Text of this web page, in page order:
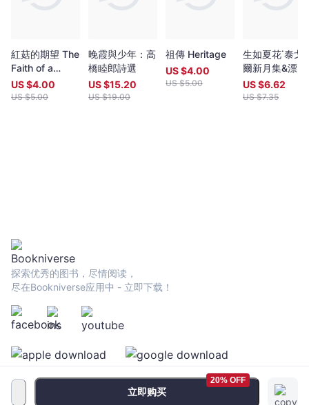
紅菇的期望 The
Faith of a
Mushroom
US $4.00
US $5.00
晚霞與少年：高
橋睦郎詩選
US $15.20
US $19.00
祖傳 Heritage
US $4.00
US $5.00
生如夏花˙泰戈
爾新月集&漂鳥
集【中英對照|
絕美精裝版】
US $6.62
US $7.35
立即购买
20% OFF
探索优秀的图书，尽情阅读，
尽在Bookniverse应用中 - 立即下载！